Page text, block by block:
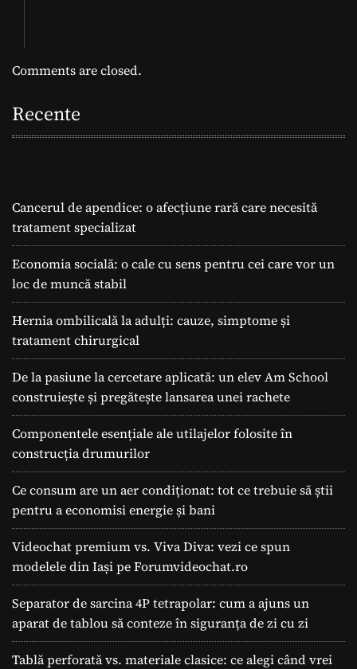
Comments are closed.
Recente
Cancerul de apendice: o afecțiune rară care necesită
tratament specializat
Economia socială: o cale cu sens pentru cei care vor un
loc de muncă stabil
Hernia ombilicală la adulți: cauze, simptome și
tratament chirurgical
De la pasiune la cercetare aplicată: un elev Am School
construiește și pregătește lansarea unei rachete
Componentele esențiale ale utilajelor folosite în
construcția drumurilor
Ce consum are un aer condiționat: tot ce trebuie să știi
pentru a economisi energie și bani
Videochat premium vs. Viva Diva: vezi ce spun
modelele din Iași pe Forumvideochat.ro
Separator de sarcina 4P tetrapolar: cum a ajuns un
aparat de tablou să conteze în siguranța de zi cu zi
Tablă perforată vs. materiale clasice: ce alegi când vrei